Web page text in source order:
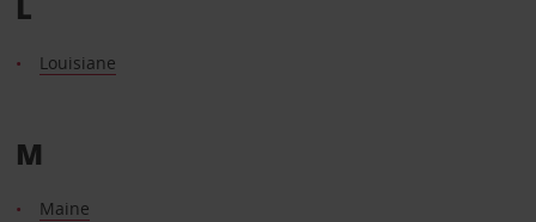
Louisiane
M
Maine